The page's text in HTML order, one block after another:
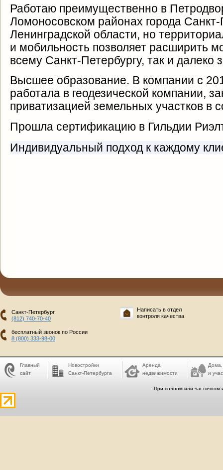
Работаю преимущественно в
Ломоносовском районах города Санкт-
Ленинградской области, но
и мобильность позволяет расширить
всему Санкт-Петербургу, так и далеко
Высшее образование. В компании с
работала в геодезической компании,
приватизацией земельных участков в
Прошла сертификацию в Гильдии
Индивидуальный подход к каждому
Санкт-Петербург
(812) 740-70-40
бесплатный звонок по России
8 (800) 333-98-00
Написать в отдел
контроля качества
Главный
сайт
Новостройки
Санкт-Петербурга
Аренда
недвижимости
Дома,
и
При полном или частичном